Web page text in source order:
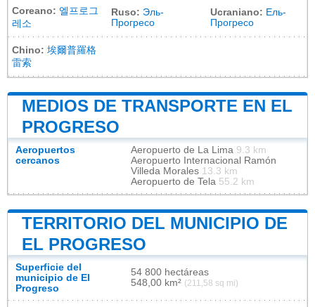
Coreano: 엘프로그
레소
Ruso: Эль-
Прогресо
Ucraniano: Ель-
Прогресо
Chino: 埃爾普羅格
雷索
MEDIOS DE TRANSPORTE EN EL
PROGRESO
Aeropuertos
cercanos
Aeropuerto de La Lima 9.3 km
Aeropuerto Internacional Ramón
Villeda Morales 13.3 km
Aeropuerto de Tela 55.2 km
TERRITORIO DEL MUNICIPIO DE
EL PROGRESO
Superficie del
municipio de El
Progreso
54 800 hectáreas
548,00 km² (211,58 sq mi)